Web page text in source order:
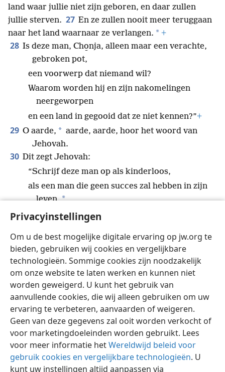
Privacyinstellingen
Om u de best mogelijke digitale ervaring op jw.org te
bieden, gebruiken wij cookies en vergelijkbare
technologieën. Sommige cookies zijn noodzakelijk
om onze website te laten werken en kunnen niet
worden geweigerd. U kunt het gebruik van
aanvullende cookies, die wij alleen gebruiken om uw
ervaring te verbeteren, aanvaarden of weigeren.
Geen van deze gegevens zal ooit worden verkocht of
voor marketingdoeleinden worden gebruikt. Lees
voor meer informatie hetWereldwijd beleid voor
gebruik cookies en vergelijkbare technologieën. U
kunt uw instellingen altijd aanpassen via
land waar jullie niet zijn geboren, en daar zullen
jullie sterven. 27 En ze zullen nooit meer teruggaan
naar het land waarnaar ze verlangen. * +
28 Is deze man, Cho̱nja, alleen maar een verachte,
gebroken pot,
een voorwerp dat niemand wil?
Waarom worden hij en zijn nakomelingen
neergeworpen
en een land in gegooid dat ze niet kennen?”+
29 O aarde, * aarde, aarde, hoor het woord van
Jehovah.
30 Dit zegt Jehovah:
“Schrijf deze man op als kinderloos,
als een man die geen succes zal hebben in zijn
leven, *
want niet één van zijn nakomelingen zal erin
op de troon van David te zitten en weer in
Juda te regeren.”’+
Nederlands Delen Instellingen
Copyright © 2026 Watch Tower Bible and Tract Society of Pennsylvania
Gebruiksvoorwaarden Privacybeleid
Privacyinstellingen
JW.ORG
Inloggen